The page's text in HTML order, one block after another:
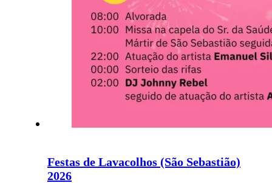
Festas de Lavacolhos (São Sebastião)
2026